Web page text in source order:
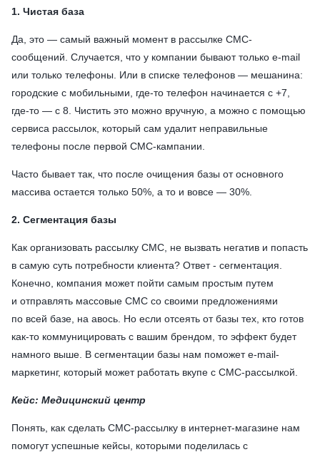
1. Чистая база
Да, это — самый важный момент в рассылке СМС-
сообщений. Случается, что у компании бывают только e-mail
или только телефоны. Или в списке телефонов — мешанина:
городские с мобильными, где-то телефон начинается с +7,
где-то — с 8. Чистить это можно вручную, а можно с помощью
сервиса рассылок, который сам удалит неправильные
телефоны после первой СМС-кампании.
Часто бывает так, что после очищения базы от основного
массива остается только 50%, а то и вовсе — 30%.
2. Сегментация базы
Как организовать рассылку СМС, не вызвать негатив и попасть
в самую суть потребности клиента? Ответ - сегментация.
Конечно, компания может пойти самым простым путем
и отправлять массовые СМС со своими предложениями
по всей базе, на авось. Но если отсеять от базы тех, кто готов
как-то коммуницировать с вашим брендом, то эффект будет
намного выше. В сегментации базы нам поможет e-mail-
маркетинг, который может работать вкупе с СМС-рассылкой.
Кейс: Медицинский центр
Понять, как сделать СМС-рассылку в интернет-магазине нам
помогут успешные кейсы, которыми поделилась с